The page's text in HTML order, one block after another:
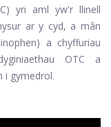
yn aml yw'r llinell
ar y cyd, a mân
a chyffuriau
OTC a
i gymedrol.